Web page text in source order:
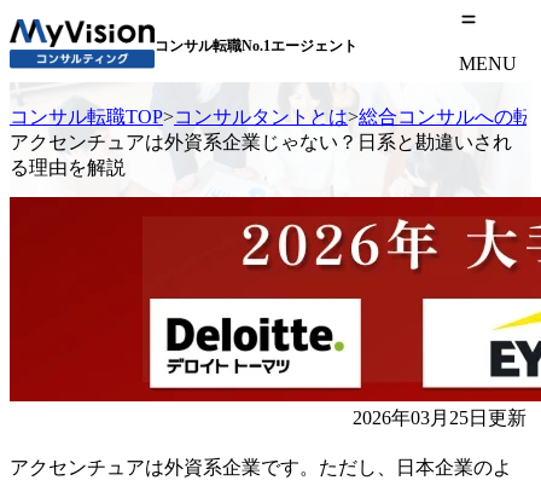
コンサル転職No.1エージェント
MENU
コンサル転職TOP>コンサルタントとは>総合コンサルへの転
アクセンチュアは外資系企業じゃない？日系と勘違いされ
る理由を解説
2026年03月25日更新
アクセンチュアは外資系企業です。ただし、日本企業のよ